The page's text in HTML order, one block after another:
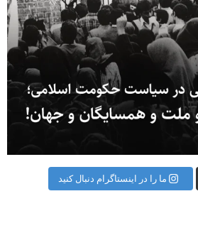
ما را در اینستاگرام دنبال کنید